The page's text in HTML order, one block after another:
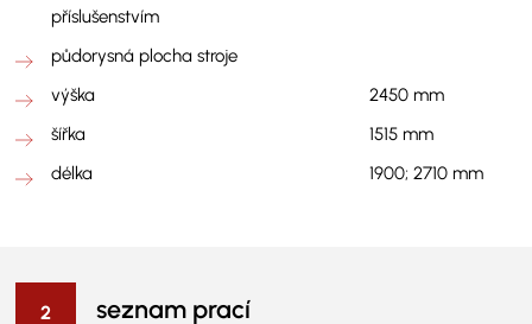
příslušenstvím
půdorysná plocha stroje
výška
2450 mm
šířka
1515 mm
délka
1900; 2710 mm
seznam prací